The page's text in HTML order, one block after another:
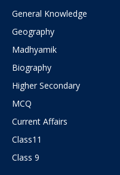
General Knowledge
Geography
Madhyamik
Biography
Higher Secondary
MCQ
Current Affairs
Class11
Class 9